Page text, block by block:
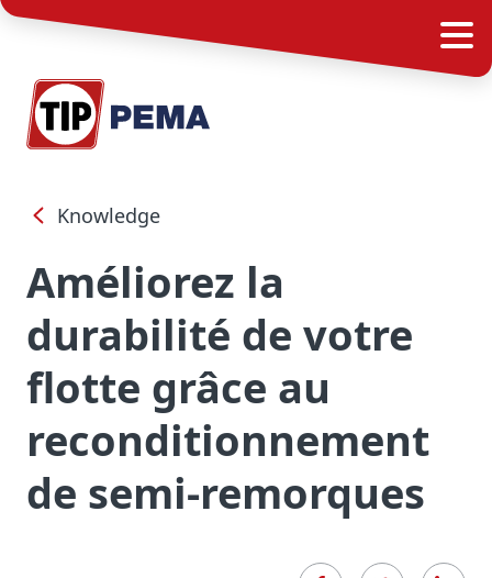
Knowledge
Améliorez la
durabilité de votre
flotte grâce au
reconditionnement
de semi-remorques